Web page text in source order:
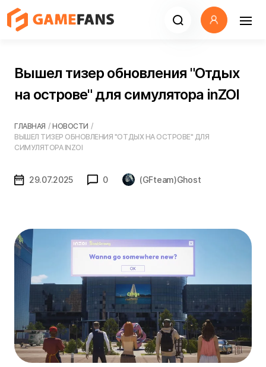
Вышел тизер обновления "Отдых
на острове" для симулятора inZOI
ГЛАВНАЯ / НОВОСТИ /
ВЫШЕЛ ТИЗЕР ОБНОВЛЕНИЯ "ОТДЫХ НА ОСТРОВЕ" ДЛЯ
СИМУЛЯТОРА INZOI
29.07.2025 0 (GFteam)Ghost